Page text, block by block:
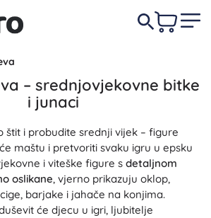
– srednjovjekovne bitke
i junaci
štit i probudite srednji vijek – figure
maštu i pretvoriti svaku igru u epsku
i viteške figure s detaljnom
oslikane, vjerno prikazuju oklop,
barjake i jahače na konjima.
će djecu u igri, ljubitelje